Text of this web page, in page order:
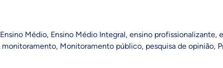
Ensino Médio, Ensino Médio Integral, ensino profissionalizante,
monitoramento, Monitoramento público, pesquisa de opinião,